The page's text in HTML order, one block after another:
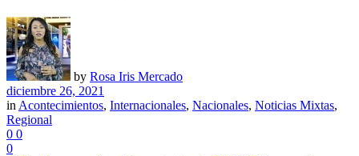
by Rosa Iris Mercado
diciembre 26, 2021
in Acontecimientos, Internacionales, Nacionales, Noticias Mixtas,
Regional
0 0
0